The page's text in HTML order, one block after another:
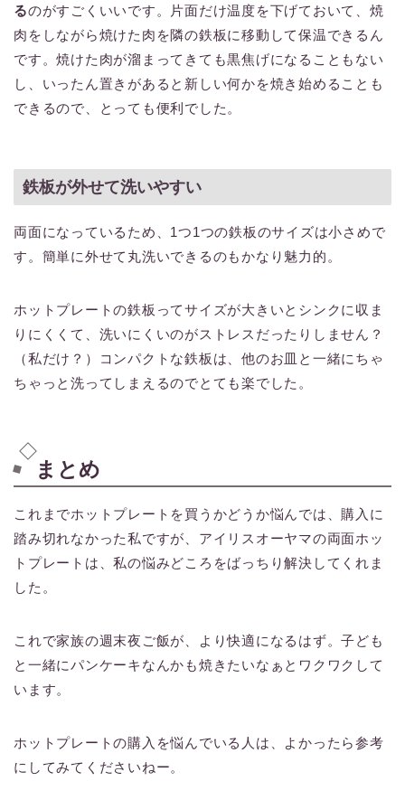
るのがすごくいいです。片面だけ温度を下げておいて、焼
肉をしながら焼けた肉を隣の鉄板に移動して保温できるん
です。焼けた肉が溜まってきても黒焦げになることもない
し、いったん置きがあると新しい何かを焼き始めることも
できるので、とっても便利でした。
鉄板が外せて洗いやすい
両面になっているため、1つ1つの鉄板のサイズは小さめで
す。簡単に外せて丸洗いできるのもかなり魅力的。
ホットプレートの鉄板ってサイズが大きいとシンクに収ま
りにくくて、洗いにくいのがストレスだったりしません？
（私だけ？）コンパクトな鉄板は、他のお皿と一緒にちゃ
ちゃっと洗ってしまえるのでとても楽でした。
まとめ
これまでホットプレートを買うかどうか悩んでは、購入に
踏み切れなかった私ですが、アイリスオーヤマの両面ホッ
トプレートは、私の悩みどころをばっちり解決してくれま
した。
これで家族の週末夜ご飯が、より快適になるはず。子ども
と一緒にパンケーキなんかも焼きたいなぁとワクワクして
います。
ホットプレートの購入を悩んでいる人は、よかったら参考
にしてみてくださいねー。